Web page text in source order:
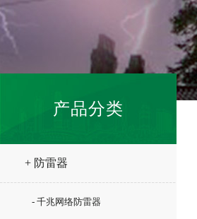
产品分类
+ 防雷器
- 千兆网络防雷器